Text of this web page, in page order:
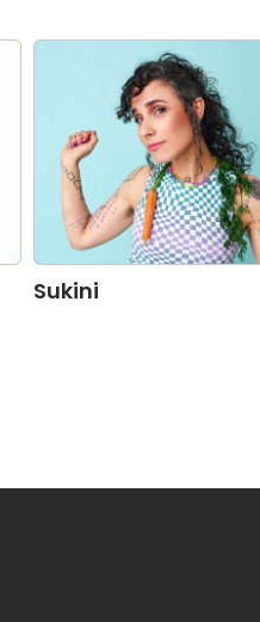
Sukini